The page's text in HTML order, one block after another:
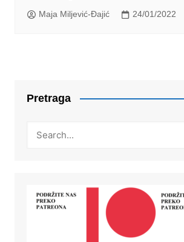
Maja Miljević-Đajić 24/01/2022
Pretraga